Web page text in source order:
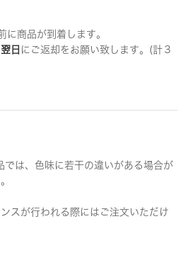
に商品が到着します。
翌日 にご返却をお願い致します。(計３
は、色味に若干の違いがある場合が
スが行われる際にはご注文いただけ